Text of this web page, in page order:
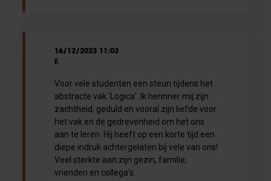
16/12/2023 11:03
F.
Voor vele studenten een steun tijdens het
abstracte vak 'Logica'. Ik herinner mij zijn
zachtheid, geduld en vooral zijn liefde voor
het vak en de gedrevenheid om het ons
aan te leren. Hij heeft op een korte tijd een
diepe indruk achtergelaten bij vele van ons!
Veel sterkte aan zijn gezin, familie,
vrienden en collega's.